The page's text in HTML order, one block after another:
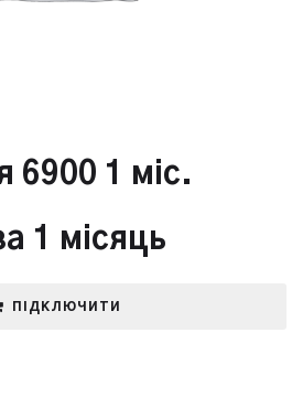
6900 1 міс.
1 місяць
ПІДКЛЮЧИТИ